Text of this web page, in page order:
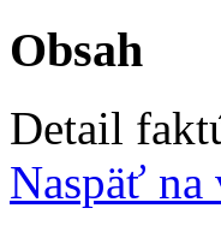
Obsah
Detail
Naspäť